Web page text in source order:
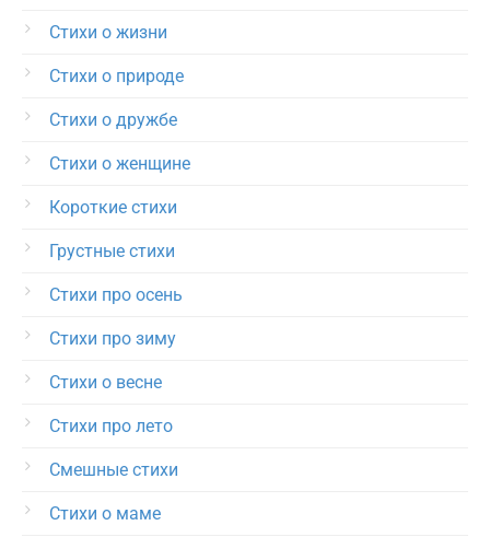
Стихи о жизни
Стихи о природе
Стихи о дружбе
Стихи о женщине
Короткие стихи
Грустные стихи
Стихи про осень
Стихи про зиму
Стихи о весне
Стихи про лето
Смешные стихи
Стихи о маме